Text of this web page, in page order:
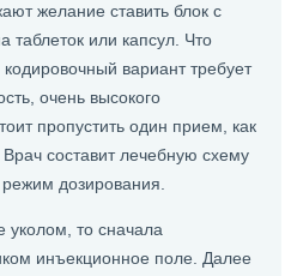
желание ставить блок с
или капсул. Что
вариант требует
очень высокого
пропустить один прием, как
составит лечебную схему
дозирования.
уколом, то сначала
инъекционное поле. Далее